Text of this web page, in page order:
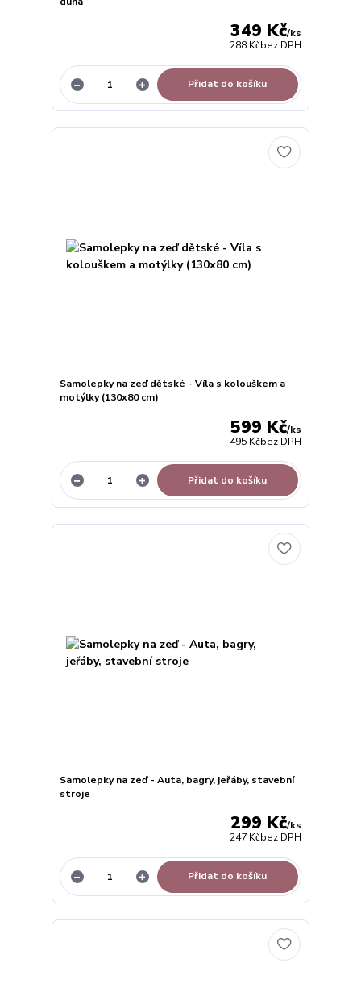
349 Kč/ks
288 Kčbez DPH
Přidat do košíku
Samolepky na zeď dětské - Víla s kolouškem a
motýlky (130x80 cm)
599 Kč/ks
495 Kčbez DPH
Přidat do košíku
Samolepky na zeď - Auta, bagry, jeřáby, stavební
stroje
299 Kč/ks
247 Kčbez DPH
Přidat do košíku